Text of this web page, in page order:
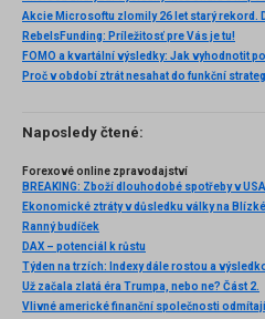
RebelsFunding: Príležitosť pre Vás je tu!
FOMO a kvartální výsledky: Jak vyhodnotit
Proč v období ztrát nesahat do funkční
Naposledy čtené:
Forexové online zpravodajství
Ekonomické ztráty v důsledku války na
Ranný budíček
DAX – potenciál k růstu
Už začala zlatá éra Trumpa, nebo ne? Část 2.